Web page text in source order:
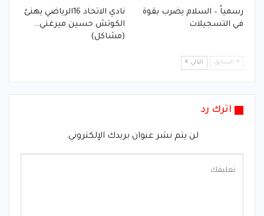
رسمياً – السلام يضرب بقوة
في التسجيلات
نادي الاتحاد 16الرياضي يهنئ
الكوتش حسين ميرغني…
(مشاكل)
السابق التالي
اترك رد
لن يتم نشر عنوان بريدك الإلكتروني.